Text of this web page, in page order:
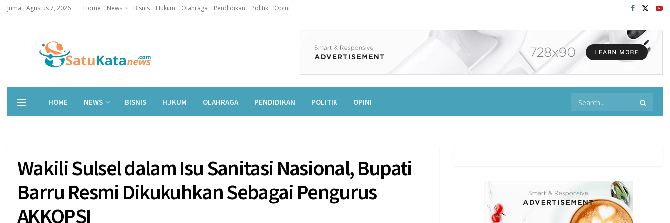
Jumat, Agustus 7, 2026 Home News Bisnis Hukum Olahraga Pendidikan Politik Opini
HOME NEWS BISNIS HUKUM OLAHRAGA PENDIDIKAN POLITIK OPINI
Wakili Sulsel dalam Isu Sanitasi Nasional, Bupati
Barru Resmi Dikukuhkan Sebagai Pengurus
AKKOPSI